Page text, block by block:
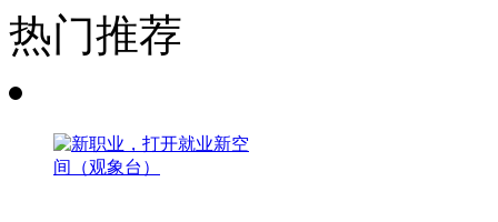
热门推荐